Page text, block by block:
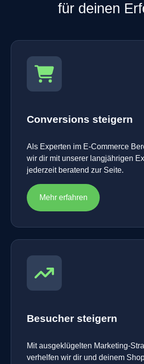
für deinen
Conversions steigern
Als Experten im E-Commerce
wir dir mit unserer langjährigen
jederzeit beratend zur Seite.
Mehr erfahren
Besucher steigern
Mit ausgeklügelten Marketing-
verhelfen wir dir und deinem